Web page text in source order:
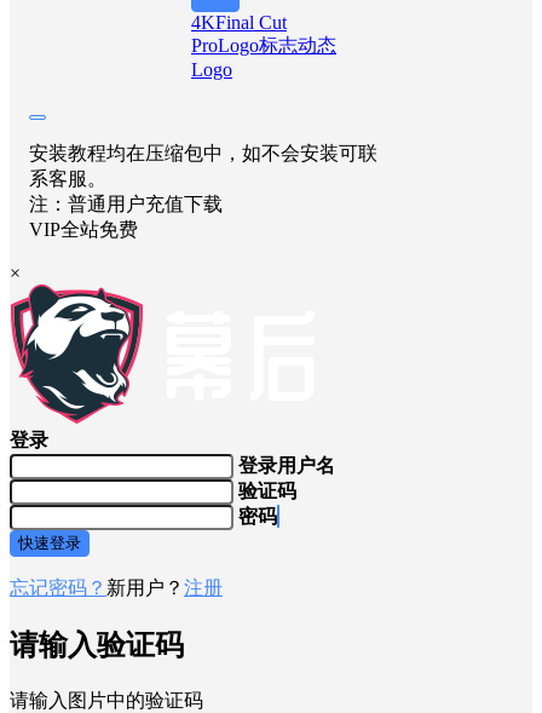
4KFinal Cut
ProLogo标志动态
Logo
安装教程均在压缩包中，如不会安装可联
系客服。
注：普通用户充值下载
VIP全站免费
×
登录
登录用户名
验证码
密码
快速登录
忘记密码？ 新用户？ 注册
请输入验证码
请输入图片中的验证码